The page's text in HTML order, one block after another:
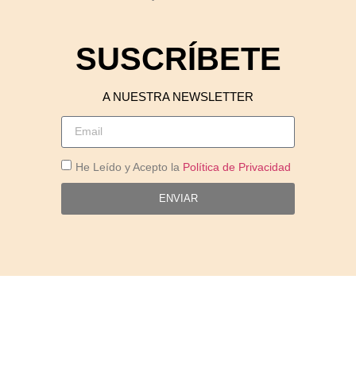
SUSCRÍBETE
A NUESTRA NEWSLETTER
He Leído y Acepto la Política de Privacidad
ENVIAR